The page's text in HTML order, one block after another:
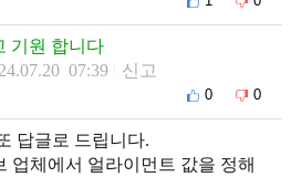
기원 합니다
24.07.20 07:39 신고
0 0
답글로 드립니다.
업체에서 얼라이먼트 값을 정해